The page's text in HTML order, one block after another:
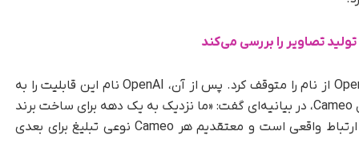
در نوامبر، دادگاه دستور موقت صادر و استفاده OpenAI از نام را متوقف کرد. پس از آن، OpenAI نام این قابلیت را به
«Characters» تغییر داد. Steven Galanis، مدیرعامل Cameo، در بیانیه‌ای گفت: «ما نزدیک به یک دهه برای ساخت برند
خود تلاش کرده‌ایم که نماد تعامل با استعدادها و ارتباط واقعی است و معتقدیم هر Cameo نوعی تبلیغ برای بعدی